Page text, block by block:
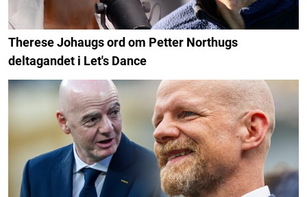
Therese Johaugs ord om Petter Northugs
deltagandet i Let's Dance